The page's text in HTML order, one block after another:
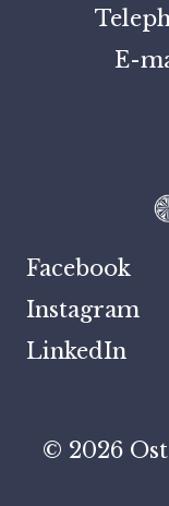
E-
Facebook
Instagram
LinkedIn
© 2026